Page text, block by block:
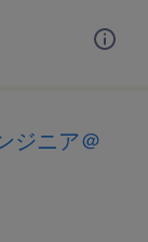
ジニア＠